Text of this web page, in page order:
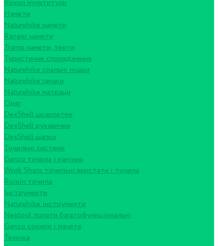
Roxon мультитули
Намети
Naturehike намети
Ranger намети
Tramp намети, тенти
Туристичне спорядження
Naturehike спальні мішки
Naturehike гамаки
Naturehike матраци
Одяг
DexShell шкарпетки
DexShell рукавички
DexShell шапки
Точильні системи
Ganzo точила і каміння
Work Sharp точильні верстати і точила
Ruixin точила
Інструменти
Naturehike інструменти
Nextool лопати багатофункціональні
Ganzo сокири і мачете
Техніка